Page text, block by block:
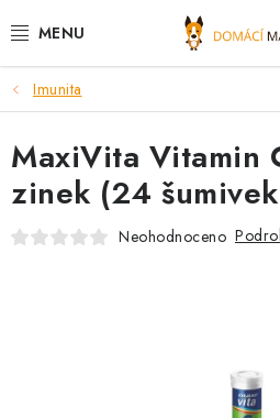
na
DOPORUČUJEME
VÝPRODEJ SKLADU
PSI
Imunita
MaxiVita Vitamin
zinek (24
Neohodnoceno